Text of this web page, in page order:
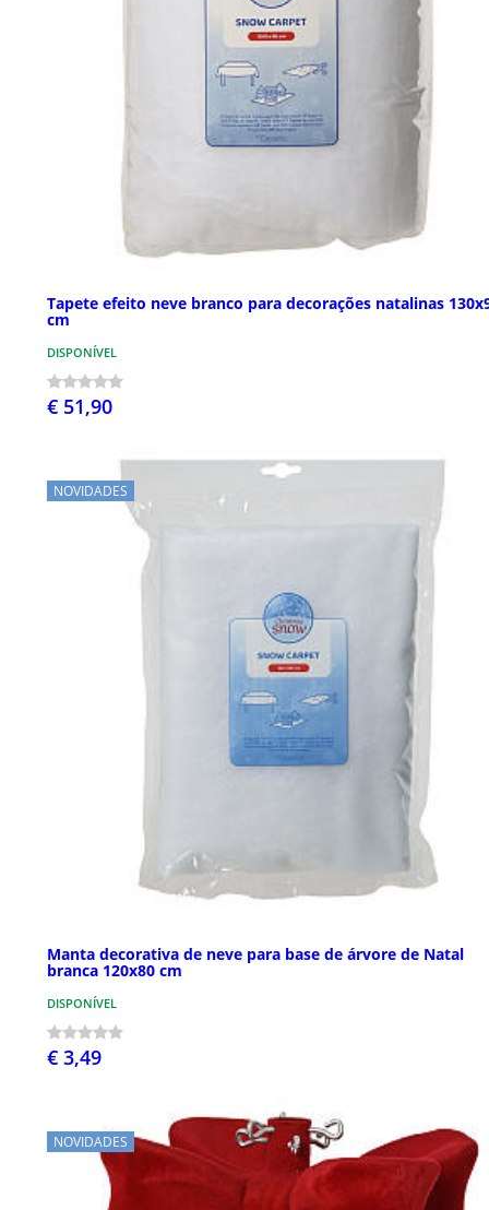
Tapete efeito neve branco para decorações natalinas
cm
DISPONÍVEL
€ 51,90
NOVIDADES
Manta decorativa de neve para base de árvore de Natal
branca 120x80 cm
DISPONÍVEL
€ 3,49
NOVIDADES